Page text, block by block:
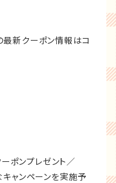
最新クーポン情報はコ
ポンプレゼント／
キャンペーンを実施予